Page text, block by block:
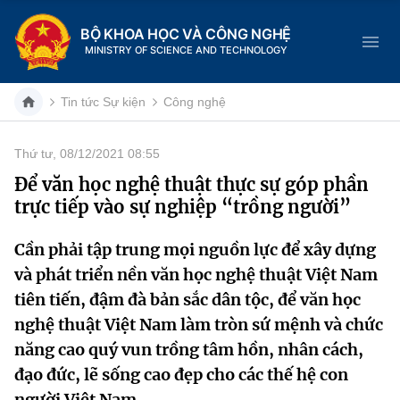
BỘ KHOA HỌC VÀ CÔNG NGHỆ
MINISTRY OF SCIENCE AND TECHNOLOGY
Danh mục
Trang chủ
Giới thiệu
Chức năng nhiệm vụ
Cơ cấu tổ chức
Lịch sử phát triển
Tin tức sự kiện
Khoa học và Công nghệ
Đổi mới sáng tạo
Dịch vụ công
Hệ thống văn bản
Tin tức Sự kiện Công nghệ
Thứ tư, 08/12/2021 08:55
Để văn học nghệ thuật thực sự góp phần
trực tiếp vào sự nghiệp “trồng người”
Cần phải tập trung mọi nguồn lực để xây dựng
và phát triển nền văn học nghệ thuật Việt Nam
tiên tiến, đậm đà bản sắc dân tộc, để văn học
nghệ thuật Việt Nam làm tròn sứ mệnh và chức
năng cao quý vun trồng tâm hồn, nhân cách,
đạo đức, lẽ sống cao đẹp cho các thế hệ con